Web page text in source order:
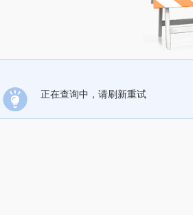
正在查询中，请刷新重试